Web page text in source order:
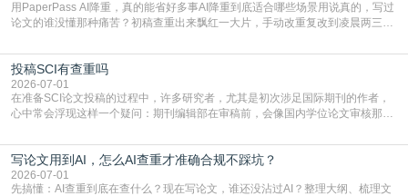
用PaperPass AI降重，真的能省好多事AI降重到底适合哪些场景用说真的，写过
论文的谁没懂那种痛苦？初稿查重出来飘红一大片，手动改重复改到凌晨两三
到秃头。这时候靠谱的AI降重真的就是救命稻草，选对工具，半天就能搞定你两
三天都做不完的事。不是所有人都需要用AI降重，但如果你符合下面这些场景，
真的可以试试：初稿写完重复率远超要
投稿SCI有查重吗
2026-07-01
在准备SCI论文投稿的过程中，许多研究者，尤其是初次涉足国际期刊的作者，
心中常会浮现这样一个疑问：期刊编辑部在审稿前，会像国内学位论文审核那
论文的初审通过率。实际上，SCI期刊对重复内容的审查是严谨投稿流程中不可
或缺的一环。本篇AEIC学术交流中心小编就为大家介绍“投稿SCI有查重吗”。
一、查重是标准流程答案是明确的：绝大多数S
写论文用到AI，怎么AI查重才准确合规不踩坑？
2026-07-01
先搞懂：AI查重到底在查什么？现在写论文，谁还没沾过AI？整理大纲、梳理文